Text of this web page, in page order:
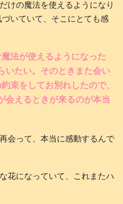
けの魔法を使えるようになり
いていて、そこにとても感
法が使えるようになった
いたい。そのときまた会い
束をしてお別れしたので、
会えるときが来るのが本当
会って、本当に感動するんで
花になっていて、これまたハ